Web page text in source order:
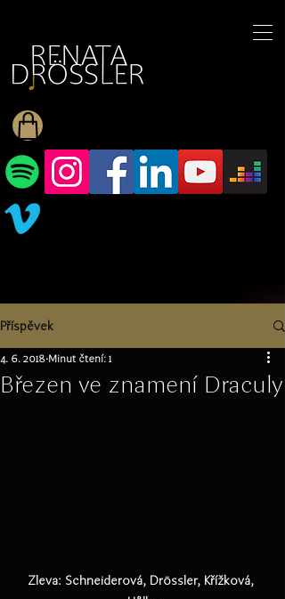
Příspěvek
Březen ve znamení Draculy
4. 6. 2018 Minut čtení: 1
Zleva: Schneiderová, Drössler, Křížková,